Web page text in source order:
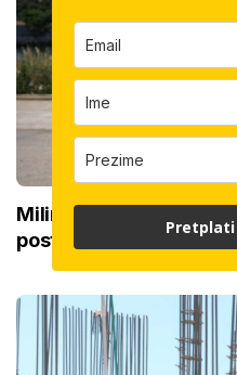
Milimetarska
postavlja građevinski